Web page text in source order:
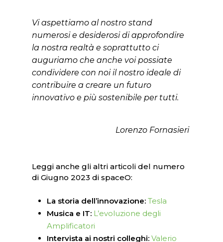
Vi aspettiamo al nostro stand
numerosi e desiderosi di approfondire
la nostra realtà e soprattutto ci
auguriamo che anche voi possiate
condividere con noi il nostro ideale di
contribuire a creare un futuro
innovativo e più sostenibile per tutti.
Lorenzo Fornasieri
Leggi anche gli altri articoli del numero
di Giugno 2023 di spaceO:
La storia dell’innovazione: Tesla
Musica e IT: L’evoluzione degli
Amplificatori
Intervista ai nostri colleghi: Valerio